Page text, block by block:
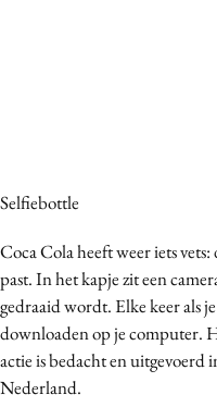
Selfiebottle
Coca Cola heeft weer iets
past. In het kapje zit een
gedraaid wordt. Elke keer als
downloaden op je computer.
actie is bedacht en uitgevoerd
Nederland.